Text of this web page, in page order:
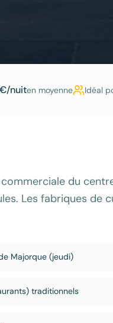
nuiten moyenne Idéal
du
Les fabriques
Majorque (jeudi)
traditionnels